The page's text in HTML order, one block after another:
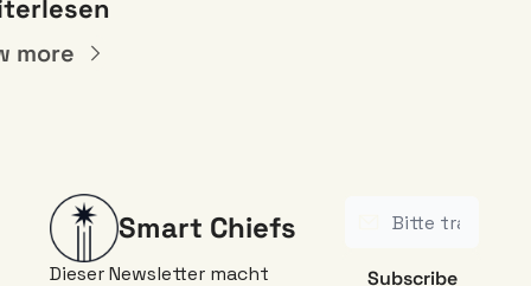
more
Smart Chiefs
Dieser Newsletter macht
Subscribe